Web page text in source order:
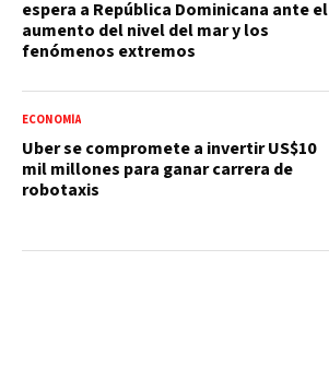
espera a República Dominicana ante el
aumento del nivel del mar y los
fenómenos extremos
ECONOMÍA
Uber se compromete a invertir US$10
mil millones para ganar carrera de
robotaxis